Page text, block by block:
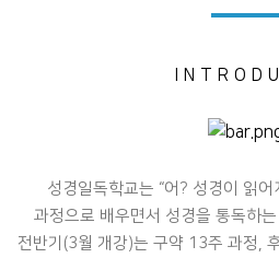
성경일독학교는 “어? 성경이 읽어
과정으로 배우면서 성경을 통독하
전반기(3월 개강)는 구약 13주 과정,